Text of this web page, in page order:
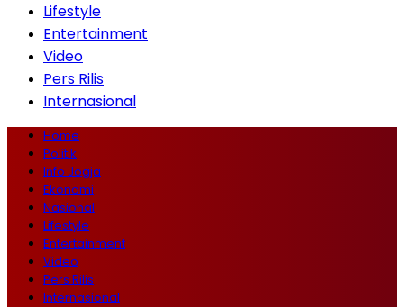
Lifestyle
Entertainment
Video
Pers Rilis
Internasional
Home
Politik
Info Jogja
Ekonomi
Nasional
Lifestyle
Entertainment
Video
Pers Rilis
Internasional